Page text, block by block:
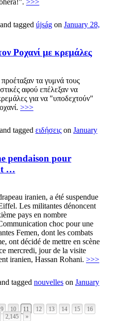
and tagged újság on January 28,
Ροχανί με κρεμάλες
τα γυμνά τους
αφού επέλεξαν να
για να "υποδεχτούν"
>>>
and tagged ειδήσεις on January
pendaison pour
…
iranien, a été suspendue
Les militantes dénoncent
pays en nombre
choc pour une
Femen, dont les combats
ont décidé de mettre en scène
mercredi, jour de la visite
iranien, Hassan Rohani. >>>
tagged nouvelles on January
9 10 11 12 13 14 15
16
2,145 »